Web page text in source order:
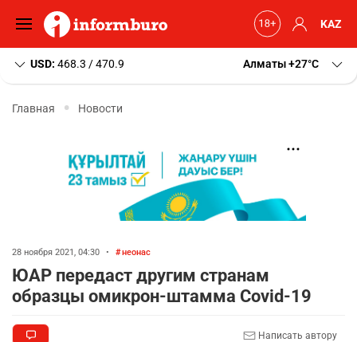
KAZ
USD: 468.3 / 470.9 Алматы+27 C
Главная Новости
28 ноября 2021, 04:30 • неонас
ЮАР передаст другим странам
образцы омикрон-штамма Covid-19
Написать автору